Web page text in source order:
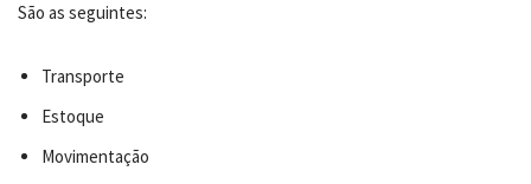
São as seguintes:
Transporte
Estoque
Movimentação